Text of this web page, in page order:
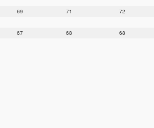
69 71 72
67 68 68